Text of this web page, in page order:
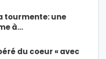
tourmente: une
à…
du coeur « avec